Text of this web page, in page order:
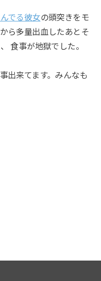
でる彼女の頭突きをモ
ら多量出血したあとそ
食事が地獄でした。
出来てます。みんなも